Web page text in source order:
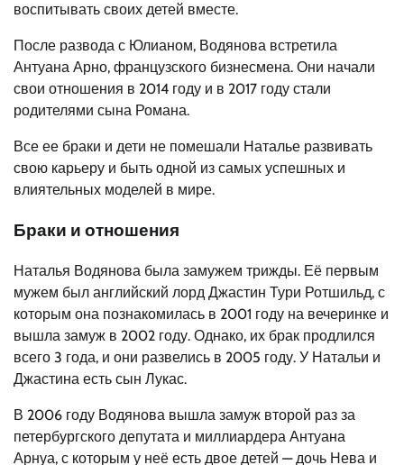
воспитывать своих детей вместе.
После развода с Юлианом, Водянова встретила
Антуана Арно, французского бизнесмена. Они начали
свои отношения в 2014 году и в 2017 году стали
родителями сына Романа.
Все ее браки и дети не помешали Наталье развивать
свою карьеру и быть одной из самых успешных и
влиятельных моделей в мире.
Браки и отношения
Наталья Водянова была замужем трижды. Её первым
мужем был английский лорд Джастин Тури Ротшильд, с
которым она познакомилась в 2001 году на вечеринке и
вышла замуж в 2002 году. Однако, их брак продлился
всего 3 года, и они развелись в 2005 году. У Натальи и
Джастина есть сын Лукас.
В 2006 году Водянова вышла замуж второй раз за
петербургского депутата и миллиардера Антуана
Арнуа, с которым у неё есть двое детей — дочь Нева и